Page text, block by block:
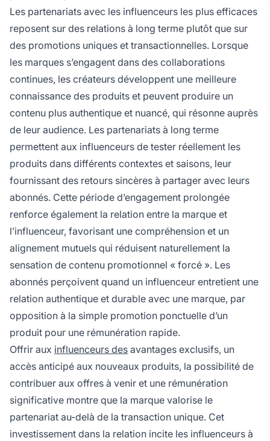
Les partenariats avec les influenceurs les plus efficaces
reposent sur des relations à long terme plutôt que sur
des promotions uniques et transactionnelles. Lorsque
les marques s’engagent dans des collaborations
continues, les créateurs développent une meilleure
connaissance des produits et peuvent produire un
contenu plus authentique et nuancé, qui résonne auprès
de leur audience. Les partenariats à long terme
permettent aux influenceurs de tester réellement les
produits dans différents contextes et saisons, leur
fournissant des retours sincères à partager avec leurs
abonnés. Cette période d’engagement prolongée
renforce également la relation entre la marque et
l’influenceur, favorisant une compréhension et un
alignement mutuels qui réduisent naturellement la
sensation de contenu promotionnel « forcé ». Les
abonnés perçoivent quand un influenceur entretient une
relation authentique et durable avec une marque, par
opposition à la simple promotion ponctuelle d’un
produit pour une rémunération rapide.
Offrir aux influenceurs des avantages exclusifs, un
accès anticipé aux nouveaux produits, la possibilité de
contribuer aux offres à venir et une rémunération
significative montre que la marque valorise le
partenariat au-delà de la transaction unique. Cet
investissement dans la relation incite les influenceurs à